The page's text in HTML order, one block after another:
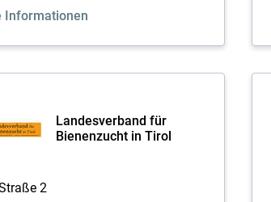
Informationen
Landesverband für
Bienenzucht in Tirol
2